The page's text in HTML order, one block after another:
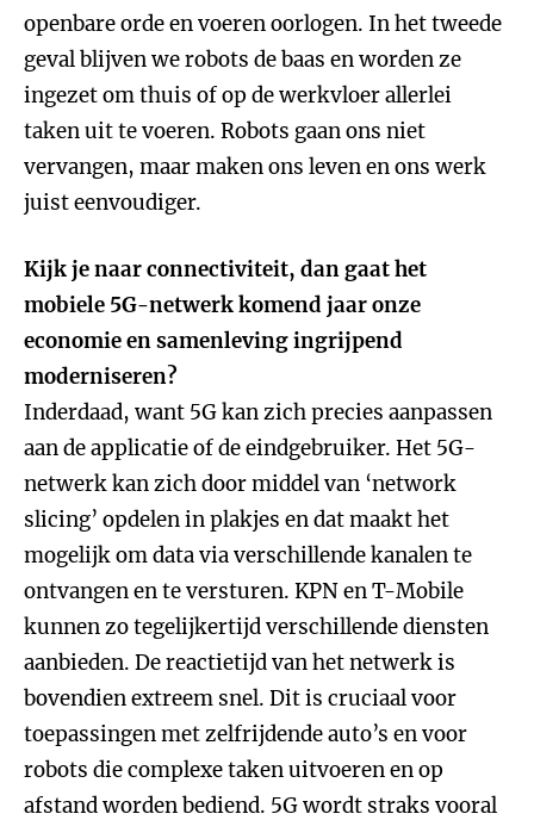
openbare orde en voeren oorlogen. In het tweede
geval blijven we robots de baas en worden ze
ingezet om thuis of op de werkvloer allerlei
taken uit te voeren. Robots gaan ons niet
vervangen, maar maken ons leven en ons werk
juist eenvoudiger.
Kijk je naar connectiviteit, dan gaat het
mobiele 5G-netwerk komend jaar onze
economie en samenleving ingrijpend
moderniseren?
Inderdaad, want 5G kan zich precies aanpassen
aan de applicatie of de eindgebruiker. Het 5G-
netwerk kan zich door middel van ‘network
slicing’ opdelen in plakjes en dat maakt het
mogelijk om data via verschillende kanalen te
ontvangen en te versturen. KPN en T-Mobile
kunnen zo tegelijkertijd verschillende diensten
aanbieden. De reactietijd van het netwerk is
bovendien extreem snel. Dit is cruciaal voor
toepassingen met zelfrijdende auto’s en voor
robots die complexe taken uitvoeren en op
afstand worden bediend. 5G wordt straks vooral